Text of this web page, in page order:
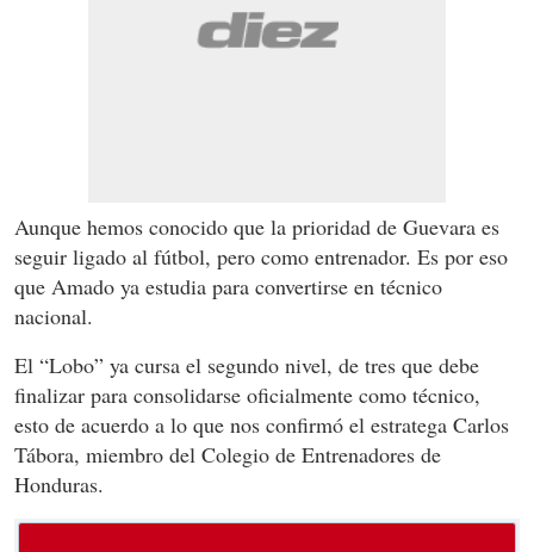
Aunque hemos conocido que la prioridad de Guevara es
seguir ligado al fútbol, pero como entrenador. Es por eso
que Amado ya estudia para convertirse en técnico
nacional.
El “Lobo” ya cursa el segundo nivel, de tres que debe
finalizar para consolidarse oficialmente como técnico,
esto de acuerdo a lo que nos confirmó el estratega Carlos
Tábora, miembro del Colegio de Entrenadores de
Honduras.